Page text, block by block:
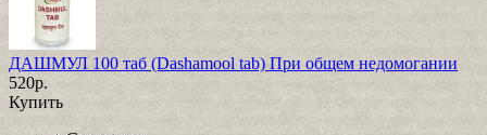
ДАШМУЛ 100 таб (Dashamool tab) При общем недомогании
520р.
Купить